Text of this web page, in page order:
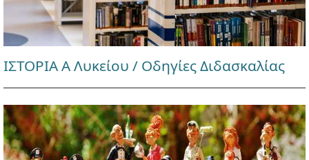
ΙΣΤΟΡΙΑ Α Λυκείου / Οδηγίες Διδασκαλίας